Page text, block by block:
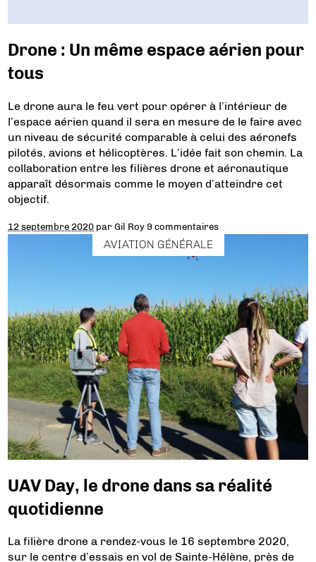
Drone : Un même espace aérien pour
tous
Le drone aura le feu vert pour opérer à l’intérieur de
l’espace aérien quand il sera en mesure de le faire avec
un niveau de sécurité comparable à celui des aéronefs
pilotés, avions et hélicoptères. L’idée fait son chemin. La
collaboration entre les filières drone et aéronautique
apparaît désormais comme le moyen d’atteindre cet
objectif.
12 septembre 2020 parGil Roy 9 commentaires
AVIATION GÉNÉRALE
UAV Day, le drone dans sa réalité
quotidienne
La filière drone a rendez-vous le 16 septembre 2020,
sur le centre d’essais en vol de Sainte-Hélène, près de